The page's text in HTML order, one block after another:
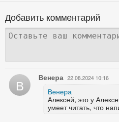
Добавить комментарий
В Венера 22.08.2024 10:16
Венера
Алексей, это у
умеет читать, что